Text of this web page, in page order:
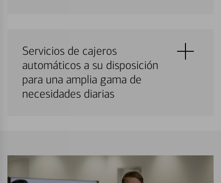
Servicios de cajeros
automáticos a su disposición
para una amplia gama de
necesidades diarias